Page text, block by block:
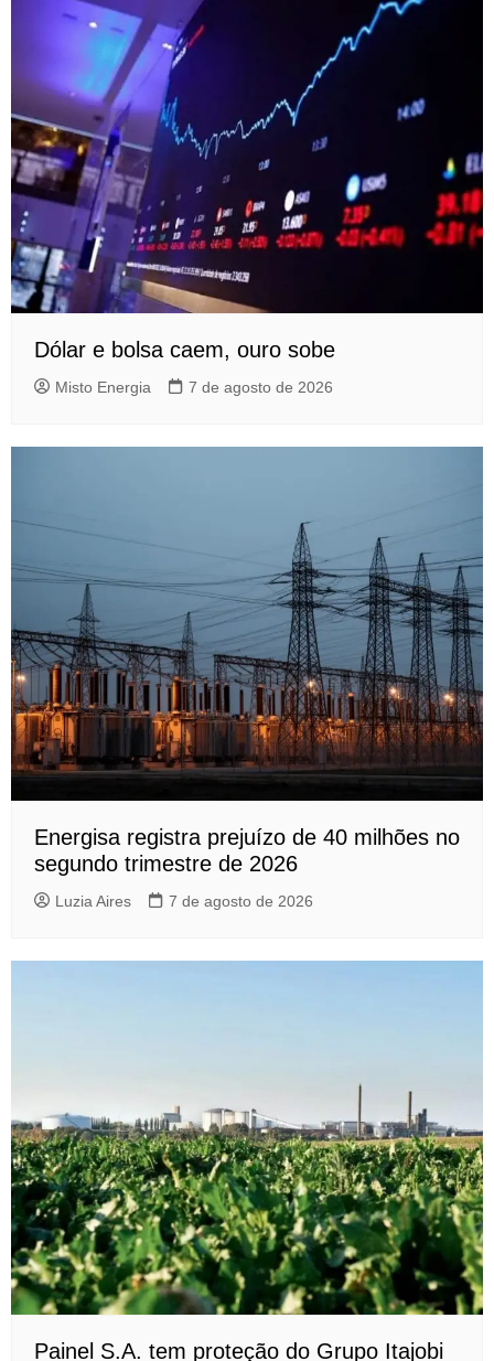
Dólar e bolsa caem, ouro sobe
Misto Energia 7 de agosto de 2026
Energisa registra prejuízo de 40 milhões no
segundo trimestre de 2026
Luzia Aires 7 de agosto de 2026
Painel S.A. tem proteção do Grupo Itajobi